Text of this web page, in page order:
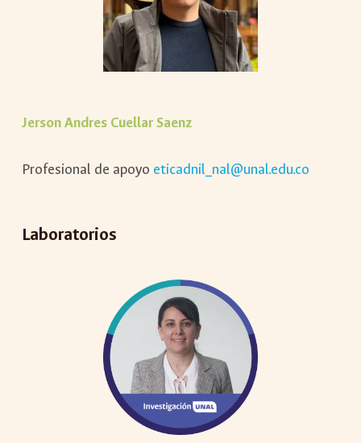
Jerson Andres Cuellar Saenz
Profesional de apoyo eticadnil_nal@unal.edu.co
Laboratorios